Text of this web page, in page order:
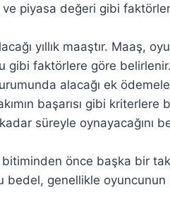
piyasa değeri gibi
yıllık maaştır. Maaş,
gibi faktörlere göre belirlenir.
alacağı ek
başarısı gibi kriterlere
süreyle oynayacağını
önce başka bir
bedel, genellikle oyuncunun